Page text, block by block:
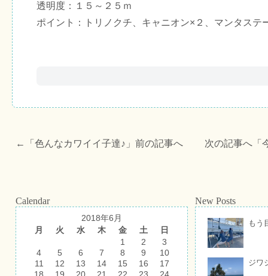
透明度：１５～２５ｍ
ポイント：トリノクチ、キャニオン×２、マンタステ
←「 色んなカワイイ子達♪ 」前の記事へ 次の記事へ「
Calendar
2018年6月
月
火 水 木 金 土
日
1
2
3
4
5 6 7 8 9
10
11
12 13 14 15 16
17
New Posts
もう
ジワ